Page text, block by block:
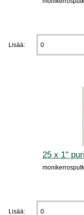
Lisää:
25 x 1"
Lisää: